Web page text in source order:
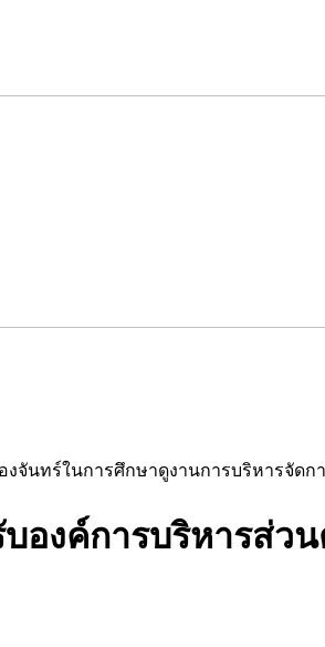
จันทร์ในการศึกษาดูงานการบริหารจัดก
องค์การบริหารส่ว